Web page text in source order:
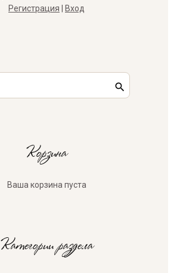
Регистрация
Вход
Корзина
Ваша корзина пуста
Категории раздела